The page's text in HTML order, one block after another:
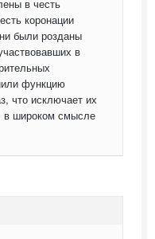
в честь
коронации
были розданы
в
функцию
что исключает их
в широком смысле